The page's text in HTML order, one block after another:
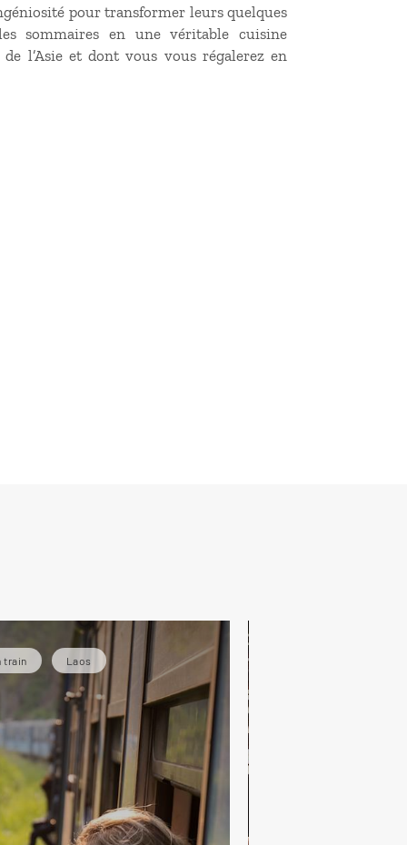
pour transformer leurs quelques
sommaires en une véritable cuisine
l’Asie et dont vous vous régalerez en
train Laos